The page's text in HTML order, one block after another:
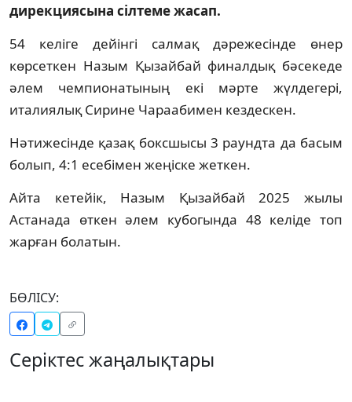
дирекциясына сілтеме жасап.
54 келіге дейінгі салмақ дәрежесінде өнер
көрсеткен Назым Қызайбай финалдық бәсекеде
әлем чемпионатының екі мәрте жүлдегері,
италиялық Сирине Чараабимен кездескен.
Нәтижесінде қазақ боксшысы 3 раундта да басым
болып, 4:1 есебімен жеңіске жеткен.
Айта кетейік, Назым Қызайбай 2025 жылы
Астанада өткен әлем кубогында 48 келіде топ
жарған болатын.
БӨЛІСУ:
Серіктес жаңалықтары